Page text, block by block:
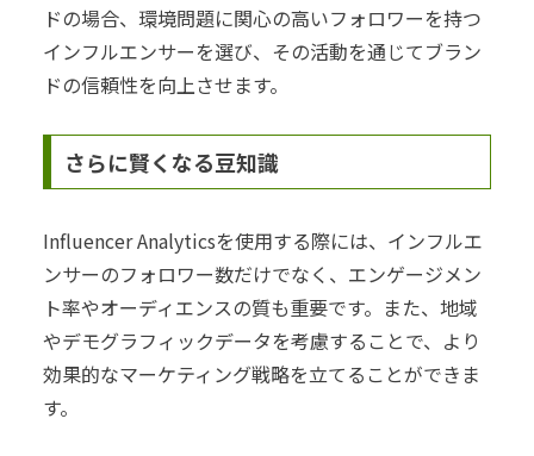
ドの場合、環境問題に関心の高いフォロワーを持つ
インフルエンサーを選び、その活動を通じてブラン
ドの信頼性を向上させます。
さらに賢くなる豆知識
Influencer Analyticsを使用する際には、インフルエ
ンサーのフォロワー数だけでなく、エンゲージメン
ト率やオーディエンスの質も重要です。また、地域
やデモグラフィックデータを考慮することで、より
効果的なマーケティング戦略を立てることができま
す。